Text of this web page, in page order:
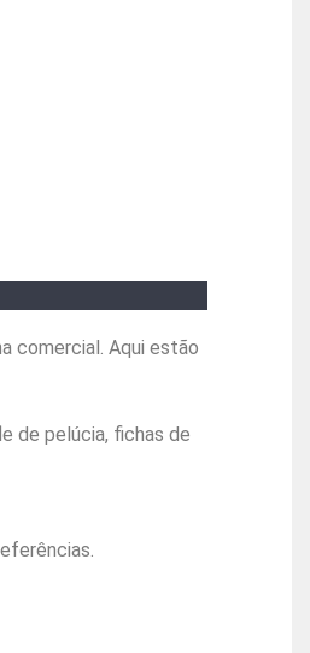
comercial. Aqui estão
de pelúcia, fichas de